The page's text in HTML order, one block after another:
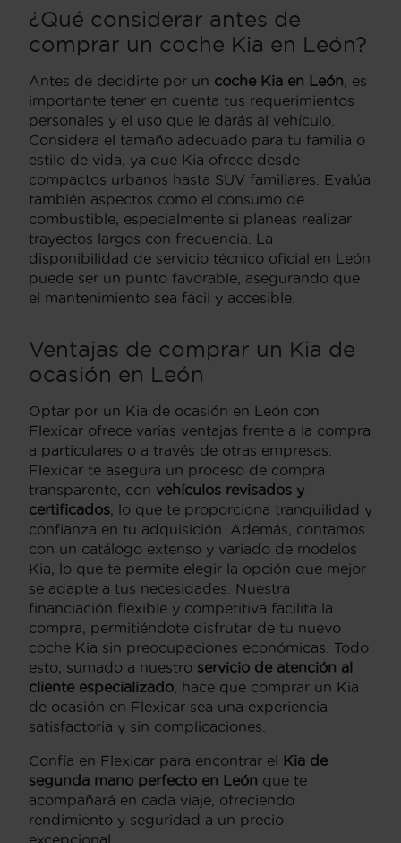
¿Qué considerar antes de
comprar un coche Kia en León?
Antes de decidirte por un coche Kia en León, es
importante tener en cuenta tus requerimientos
personales y el uso que le darás al vehículo.
Considera el tamaño adecuado para tu familia o
estilo de vida, ya que Kia ofrece desde
compactos urbanos hasta SUV familiares. Evalúa
también aspectos como el consumo de
combustible, especialmente si planeas realizar
trayectos largos con frecuencia. La
disponibilidad de servicio técnico oficial en León
puede ser un punto favorable, asegurando que
el mantenimiento sea fácil y accesible.
Ventajas de comprar un Kia de
ocasión en León
Optar por un Kia de ocasión en León con
Flexicar ofrece varias ventajas frente a la compra
a particulares o a través de otras empresas.
Flexicar te asegura un proceso de compra
transparente, con vehículos revisados y
certificados, lo que te proporciona tranquilidad y
confianza en tu adquisición. Además, contamos
con un catálogo extenso y variado de modelos
Kia, lo que te permite elegir la opción que mejor
se adapte a tus necesidades. Nuestra
financiación flexible y competitiva facilita la
compra, permitiéndote disfrutar de tu nuevo
coche Kia sin preocupaciones económicas. Todo
esto, sumado a nuestro servicio de atención al
cliente especializado, hace que comprar un Kia
de ocasión en Flexicar sea una experiencia
satisfactoria y sin complicaciones.
Confía en Flexicar para encontrar el Kia de
segunda mano perfecto en León que te
acompañará en cada viaje, ofreciendo
rendimiento y seguridad a un precio
excepcional.